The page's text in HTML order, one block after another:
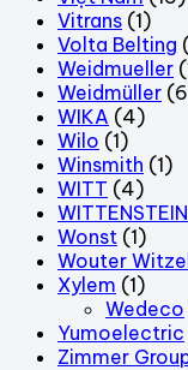
Vitrans (1)
Volta Belting
Weidmueller
Weidmüller
WIKA (4)
Wilo (1)
Winsmith (1)
WITT (4)
WITTENSTEIN
Wonst (1)
Wouter
Xylem (1)
Wedeco
Yumoelectric
Zimmer